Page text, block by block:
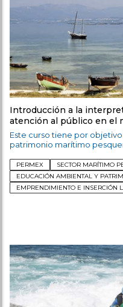
Introducción a la
atención al público en el
Este curso tiene por
patrimonio marítimo
PERMEX
SECTOR MARÍTIMO
EDUCACIÓN AMBIENTAL Y
EMPRENDIMIENTO E INSERCIÓN